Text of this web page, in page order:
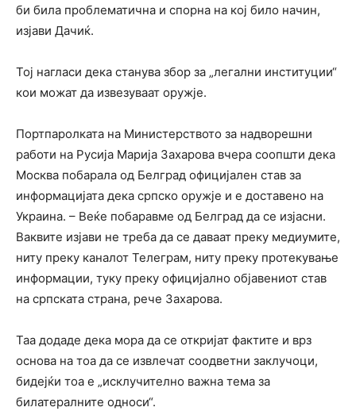
би била проблематична и спорна на кој било начин,
изјави Дачиќ.
Тој нагласи дека станува збор за „легални институции“
кои можат да извезуваат оружје.
Портпаролката на Министерството за надворешни
работи на Русија Марија Захарова вчера соопшти дека
Москва побарала од Белград официјален став за
информацијата дека српско оружје и е доставено на
Украина. – Веќе побаравме од Белград да се изјасни.
Ваквите изјави не треба да се даваат преку медиумите,
ниту преку каналот Телеграм, ниту преку протекување
информации, туку преку официјално објавениот став
на српската страна, рече Захарова.
Таа додаде дека мора да се откријат фактите и врз
основа на тоа да се извлечат соодветни заклучоци,
бидејќи тоа е „исклучително важна тема за
билатералните односи“.